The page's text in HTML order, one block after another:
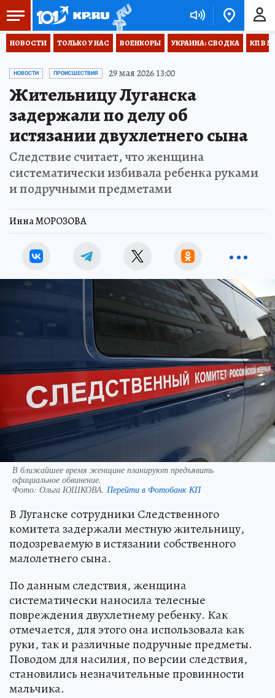
НОВОСТИ ТОЛЬКО У НАС ВОЕНКОРЫ УКРАИНА: СВОДКА КП В
НОВОСТИ ПРОИСШЕСТВИЯ 29 мая 2026 13:00
Жительницу Луганска
задержали по делу об
истязании двухлетнего сына
Следствие считает, что женщина
систематически избивала ребенка руками
и подручными предметами
Инна МОРОЗОВА
В ближайшее время женщине планируют предъявить
официальное обвинение.
Фото: Ольга ЮШКОВА. Перейти в Фотобанк КП
В Луганске сотрудники Следственного
комитета задержали местную жительницу,
подозреваемую в истязании собственного
малолетнего сына.
По данным следствия, женщина
систематически наносила телесные
повреждения двухлетнему ребенку. Как
отмечается, для этого она использовала как
руки, так и различные подручные предметы.
Поводом для насилия, по версии следствия,
становились незначительные провинности
мальчика.